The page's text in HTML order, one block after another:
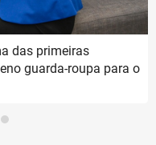
das primeiras
guarda-roupa para o